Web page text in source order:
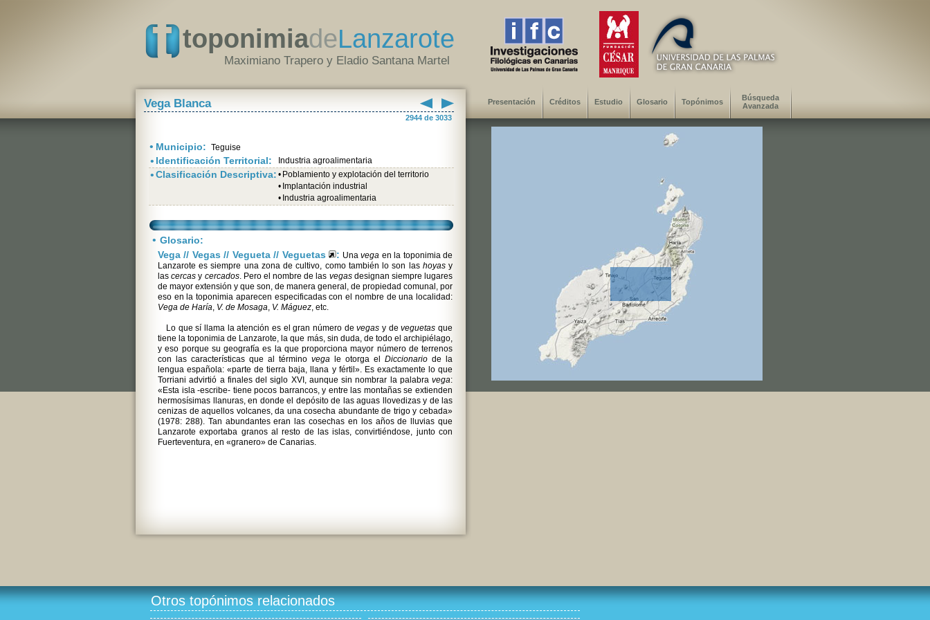
toponimiadeLanzarote
Maximiano Trapero y Eladio Santana Martel
Vega Blanca
2944 de 3033
• Municipio: Teguise
• Identificación Territorial: Industria agroalimentaria
•Clasificación Descriptiva: • Poblamiento y explotación del territorio
• Implantación industrial
• Industria agroalimentaria
• Glosario:
Vega // Vegas // Vegueta // Veguetas
: Unavega en la toponimia de
Lanzarote es siempre una zona de cultivo, como también lo son las hoyasy
lascercas y cercados. Pero el nombre de las vegasdesignan siempre lugares
de mayor extensión y que son, de manera general, de propiedad comunal, por
eso en la toponimia aparecen especificadas con el nombre de una localidad:
Vega de Haría, V. de Mosaga, V. Máguez, etc.
Lo que sí llama la atención es el gran número devegas y deveguetas que
tiene la toponimia de Lanzarote, la que más, sin duda, de todo el archipiélago,
y eso porque su geografía es la que proporciona mayor número de terrenos
con las características que al término vega le otorga el Diccionario de la
lengua española: «parte de tierra baja, llana y fértil». Es exactamente lo que
Torriani advirtió a finales del siglo XVI, aunque sin nombrar la palabra vega:
«Esta isla -escribe- tiene pocos barrancos, y entre las montañas se extienden
hermosísimas llanuras, en donde el depósito de las aguas llovedizas y de las
cenizas de aquellos volcanes, da una cosecha abundante de trigo y cebada»
(1978: 288). Tan abundantes eran las cosechas en los años de lluvias que
Lanzarote exportaba granos al resto de las islas, convirtiéndose, junto con
Fuerteventura, en «granero» de Canarias.
Presentación Créditos Estudio Glosario Topónimos
Búsqueda
Avanzada
Otros topónimos relacionados